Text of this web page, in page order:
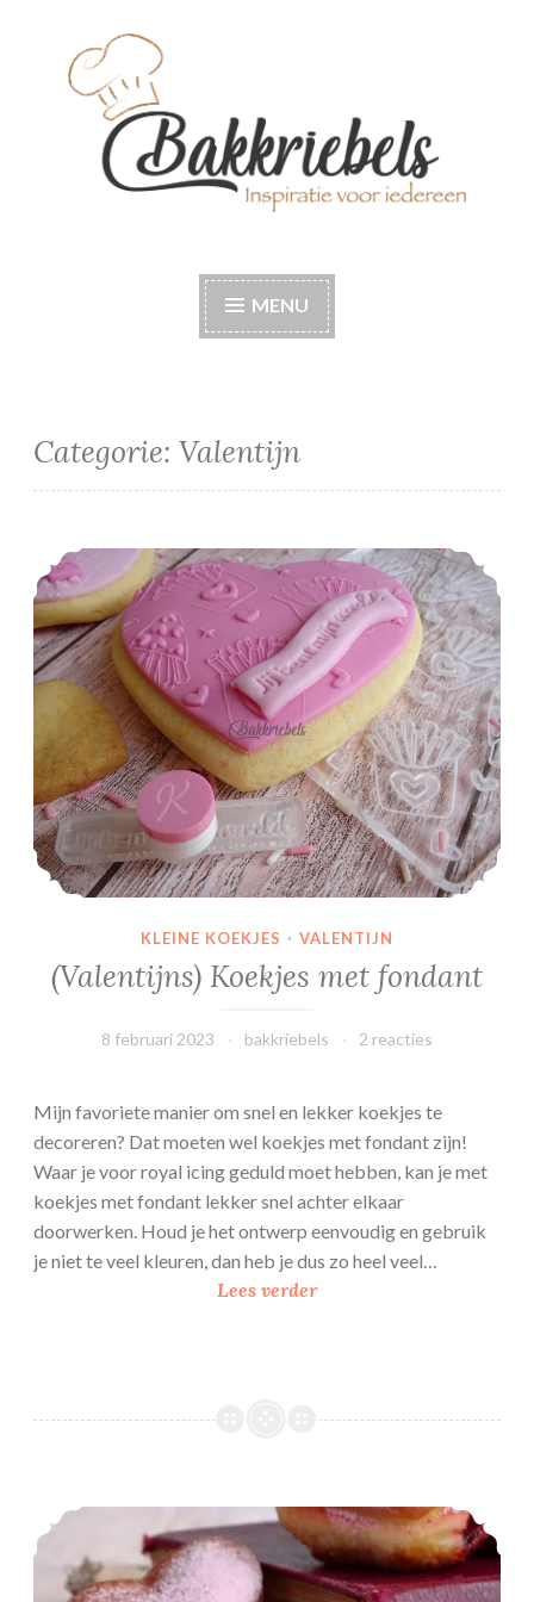
Bakkriebels
MENU
Categorie: Valentijn
(Valentijns) Koekjes met fondant
KLEINE KOEKJES · VALENTIJN
(Valentijns) Koekjes met fondant
8 februari 2023 bakkriebels 2 reacties
Mijn favoriete manier om snel en lekker koekjes te
decoreren? Dat moeten wel koekjes met fondant zijn!
Waar je voor royal icing geduld moet hebben, kan je met
koekjes met fondant lekker snel achter elkaar
doorwerken. Houd je het ontwerp eenvoudig en gebruik
je niet te veel kleuren, dan heb je dus zo heel veel…
Lees verder(
j
n
s
(koemelkvrije) Hartjes berliner bollen